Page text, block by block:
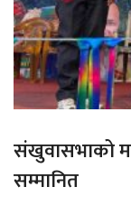
संखुवासभाको
सम्मानित